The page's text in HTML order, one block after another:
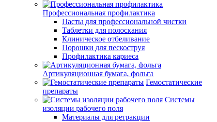
Профессиональная профилактика
Пасты для профессиональной чистки
Таблетки для полоскания
Клиническое отбеливание
Порошки для пескоструя
Профилактика кариеса
Артикуляционная бумага, фольга
Гемостатические
препараты
Системы
изоляции рабочего поля
Материалы для ретракции